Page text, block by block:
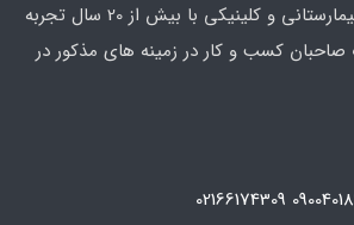
کالای پزشکی خانگی، بیمارستانی و کلینیکی با بیش از 20 سال تجربه
صاحبان کسب و کار در زمینه های مذکور در